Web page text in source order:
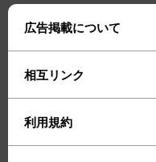
広告掲載について
相互リンク
利用規約